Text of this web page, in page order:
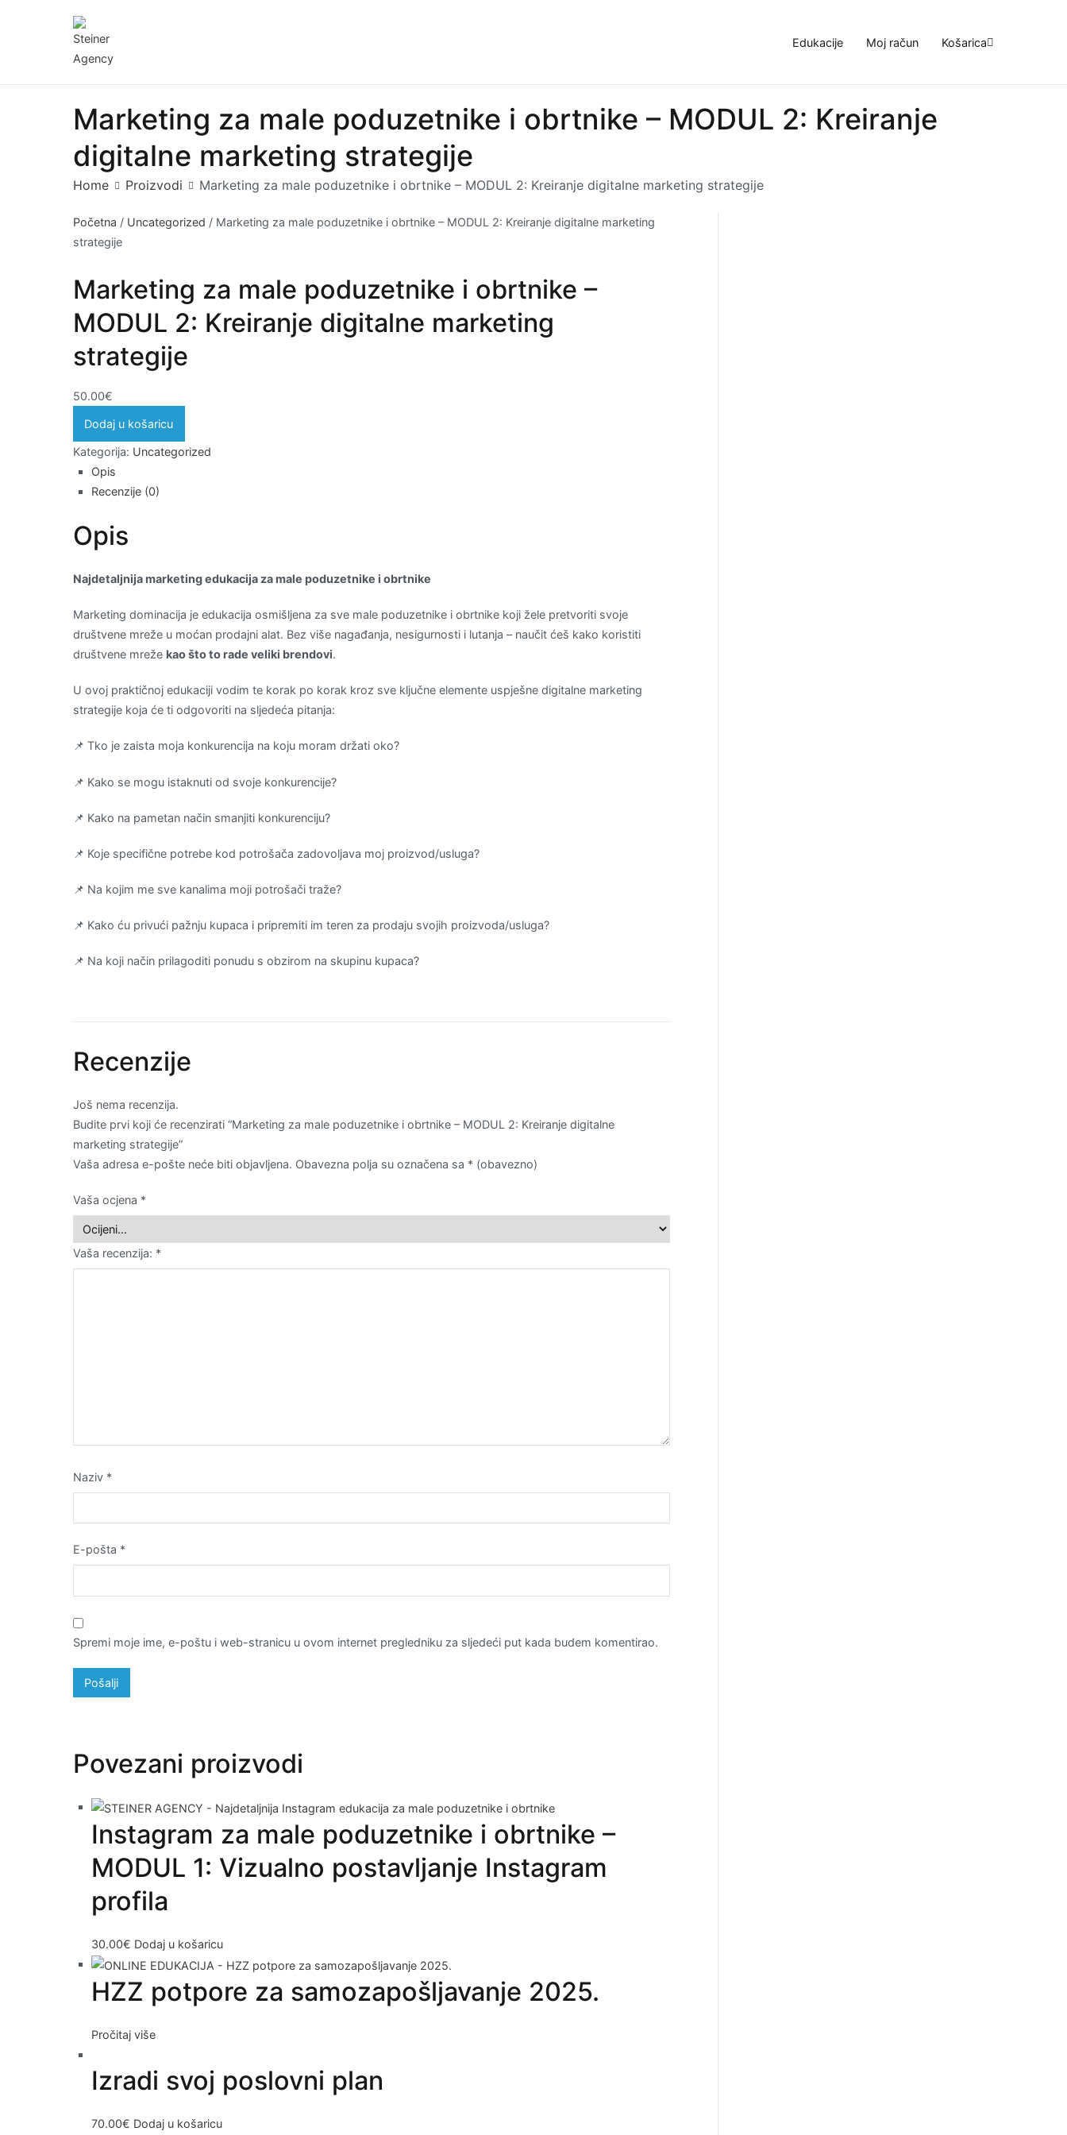
Edukacije Moj račun Košarica
Marketing za male poduzetnike i obrtnike – MODUL 2: Kreiranje
digitalne marketing strategije
Home Proizvodi Marketing za male poduzetnike i obrtnike – MODUL 2: Kreiranje digitalne marketing strategije
Početna / Uncategorized / Marketing za male poduzetnike i obrtnike – MODUL 2: Kreiranje digitalne marketing
strategije
Marketing za male poduzetnike i obrtnike –
MODUL 2: Kreiranje digitalne marketing
strategije
50.00€
male
poduzetnike
-
MODUL
2:
digitalne
marketing
strategije
Dodaj u košaricu
Kategorija: Uncategorized
Opis
Recenzije (0)
Opis
Najdetaljnija marketing edukacija za male poduzetnike i obrtnike
Marketing dominacija je edukacija osmišljena za sve male poduzetnike i obrtnike koji žele pretvoriti svoje
društvene mreže u moćan prodajni alat. Bez više nagađanja, nesigurnosti i lutanja – naučit ćeš kako koristiti
društvene mreže kao što to rade veliki brendovi.
U ovoj praktičnoj edukaciji vodim te korak po korak kroz sve ključne elemente uspješne digitalne marketing
strategije koja će ti odgovoriti na sljedeća pitanja:
📌 Tko je zaista moja konkurencija na koju moram držati oko?
📌 Kako se mogu istaknuti od svoje konkurencije?
📌 Kako na pametan način smanjiti konkurenciju?
📌 Koje specifične potrebe kod potrošača zadovoljava moj proizvod/usluga?
📌 Na kojim me sve kanalima moji potrošači traže?
📌 Kako ću privući pažnju kupaca i pripremiti im teren za prodaju svojih proizvoda/usluga?
📌 Na koji način prilagoditi ponudu s obzirom na skupinu kupaca?
Recenzije
Još nema recenzija.
Budite prvi koji će recenzirati “Marketing za male poduzetnike i obrtnike – MODUL 2: Kreiranje digitalne
marketing strategije”
Vaša adresa e-pošte neće biti objavljena. Obavezna polja su označena sa * (obavezno)
Vaša ocjena *
Vaša recenzija: *
Naziv *
E-pošta *
Spremi moje ime, e-poštu i web-stranicu u ovom internet pregledniku za sljedeći put kada budem komentirao.
Povezani proizvodi
Instagram za male poduzetnike i obrtnike –
MODUL 1: Vizualno postavljanje Instagram
profila
30.00€ Dodaj u košaricu
HZZ potpore za samozapošljavanje 2025.
Pročitaj više
Izradi svoj poslovni plan
70.00€ Dodaj u košaricu